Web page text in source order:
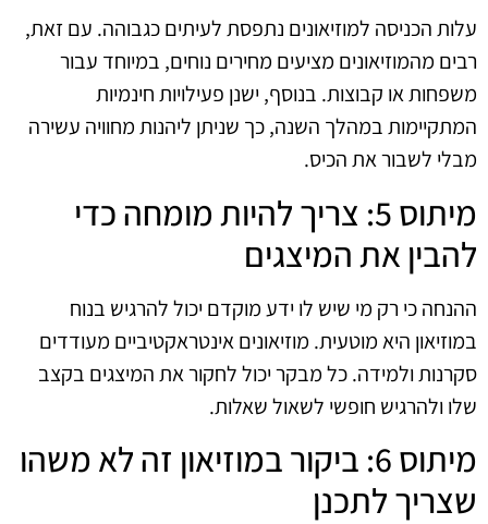
עלות הכניסה למוזיאונים נתפסת לעיתים כגבוהה. עם זאת,
רבים מהמוזיאונים מציעים מחירים נוחים, במיוחד עבור
משפחות או קבוצות. בנוסף, ישנן פעילויות חינמיות
המתקיימות במהלך השנה, כך שניתן ליהנות מחוויה עשירה
מבלי לשבור את הכיס.
מיתוס 5: צריך להיות מומחה כדי
להבין את המיצגים
ההנחה כי רק מי שיש לו ידע מוקדם יכול להרגיש בנוח
במוזיאון היא מוטעית. מוזיאונים אינטראקטיביים מעודדים
סקרנות ולמידה. כל מבקר יכול לחקור את המיצגים בקצב
שלו ולהרגיש חופשי לשאול שאלות.
מיתוס 6: ביקור במוזיאון זה לא משהו
שצריך לתכנן